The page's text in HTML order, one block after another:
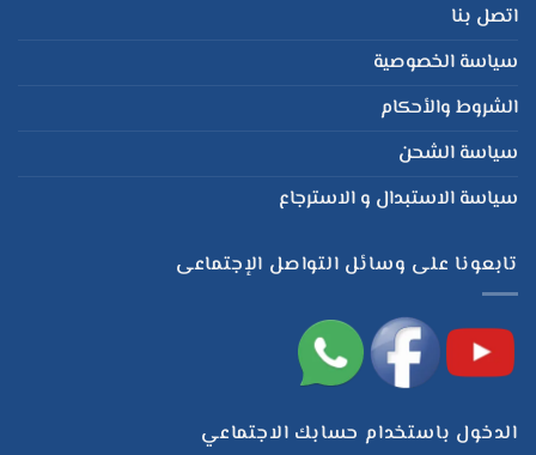
اتصل بنا
سياسة الخصوصية
الشروط والأحكام
سياسة الشحن
سياسة الاستبدال و الاسترجاع
تابعونا على وسائل التواصل الإجتماعى
الدخول باستخدام حسابك الاجتماعي